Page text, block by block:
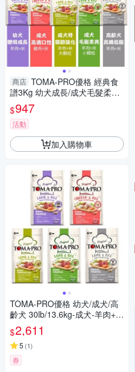
商店 TOMA-PRO優格 經典食
譜3Kg 幼犬成長/成犬毛髮柔亮/
關節/高齡犬低脂配方 犬糧
$947
活動
加入購物車
TOMA-PRO優格 幼犬/成犬/高
齡犬 30lb/13.6kg-成犬-羊肉+米
(小顆粒)毛髮柔亮配方
$2,611
5 (1)
券